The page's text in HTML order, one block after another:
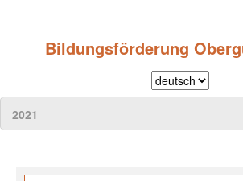
Bildungsförderung